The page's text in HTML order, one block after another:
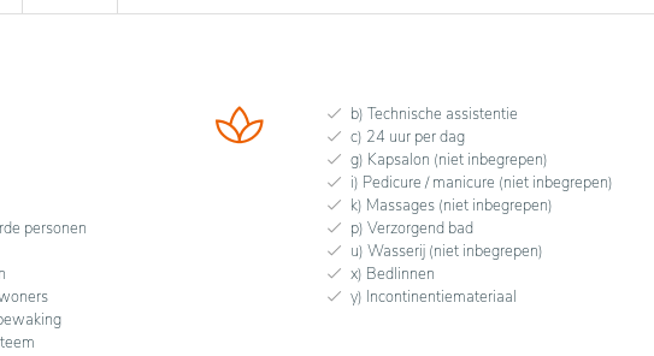
personen
b) Technische assistentie
c) 24 uur per dag
g) Kapsalon (niet inbegrepen)
i) Pedicure / manicure (niet inbegrepen)
k) Massages (niet inbegrepen)
p) Verzorgend bad
u) Wasserij (niet inbegrepen)
x) Bedlinnen
y) Incontinentiemateriaal